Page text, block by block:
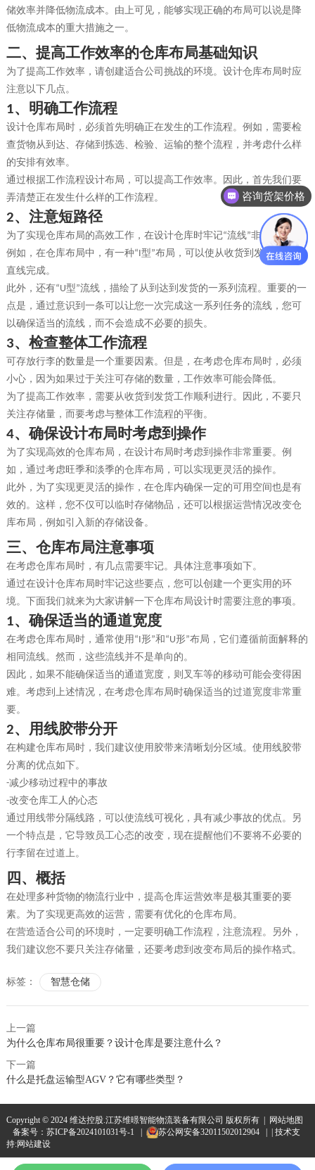
储效率并降低物流成本。由上可见，能够实现正确的布局可以说是降
低物流成本的重大措施之一。
二、 提高工作效率的仓库布局基础知识
为了提高工作效率，请创建适合公司挑战的环境。设计仓库布局时应
注意以下几点。
1、 明确工作流程
设计仓库布局时，必须首先明确正在发生的工作流程。例如，需要检
查货物从到达、存储到拣选、检验、运输的整个流程，并考虑什么样
的安排有效率。
通过根据工作流程设计布局，可以提高工作效率。因此，首先我们要
弄清楚正在发生什么样的工作流程。
2、 注意短路径
为了实现仓库布局的高效工作，在设计仓库时牢记“流线”非常重要。
例如，在仓库布局中，有一种“I型”布局，可以使从收货到发货的流程
直线完成。
此外，还有“U型”流线，描绘了从到达到发货的一系列流程。重要的一
点是，通过意识到一条可以让您一次完成这一系列任务的流线，您可
以确保适当的流线，而不会造成不必要的损失。
3、 检查整体工作流程
可存放行李的数量是一个重要因素。但是，在考虑仓库布局时，必须
小心，因为如果过于关注可存储的数量，工作效率可能会降低。
为了提高工作效率，需要从收货到发货工作顺利进行。因此，不要只
关注存储量，而要考虑与整体工作流程的平衡。
4、 确保设计布局时考虑到操作
为了实现高效的仓库布局，在设计布局时考虑到操作非常重要。例
如，通过考虑旺季和淡季的仓库布局，可以实现更灵活的操作。
此外，为了实现更灵活的操作，在仓库内确保一定的可用空间也是有
效的。这样，您不仅可以临时存储物品，还可以根据运营情况改变仓
库布局，例如引入新的存储设备。
三、 仓库布局注意事项
在考虑仓库布局时，有几点需要牢记。具体注意事项如下。
通过在设计仓库布局时牢记这些要点，您可以创建一个更实用的环
境。下面我们就来为大家讲解一下仓库布局设计时需要注意的事项。
1、 确保适当的通道宽度
在考虑仓库布局时，通常使用 “I形”和“U形”布局，它们遵循前面解释的
相同流线。然而，这些流线并不是单向的。
因此，如果不能确保适当的通道宽度，则叉车等的移动可能会变得困
难。考虑到上述情况，在考虑仓库布局时确保适当的过道宽度非常重
要。
2、 用线胶带分开
在构建仓库布局时，我们建议使用胶带来清晰划分区域。使用线胶带
分离的优点如下。
-减少移动过程中的事故
-改变仓库工人的心态
通过用线带分隔线路，可以使流线可视化，具有减少事故的优点。另
一个特点是，它导致员工心态的改变，现在提醒他们不要将不必要的
行李留在过道上。
四、 概括
在处理多种货物的物流行业中，提高仓库运营效率是极其重要的要
素。为了实现更高效的运营，需要有优化的仓库布局。
在营造适合公司的环境时，一定要明确工作流程，注意流程。另外，
我们建议您不要只关注存储量，还要考虑到改变布局后的操作格式。
标签： 智慧仓储
上一篇
为什么仓库布局很重要？设计仓库是要注意什么？
下一篇
什么是托盘运输型AGV？它有哪些类型？
Copyright © 2024 维达控股.江苏维暻智能物流装备有限公司 版权所有 | 网站地图
备案号： 苏ICP备2024101031号-1 | 苏公网安备32011502012904
| | 技术支
持:网站建设
咨询货架价格
咨询仓储货架方案